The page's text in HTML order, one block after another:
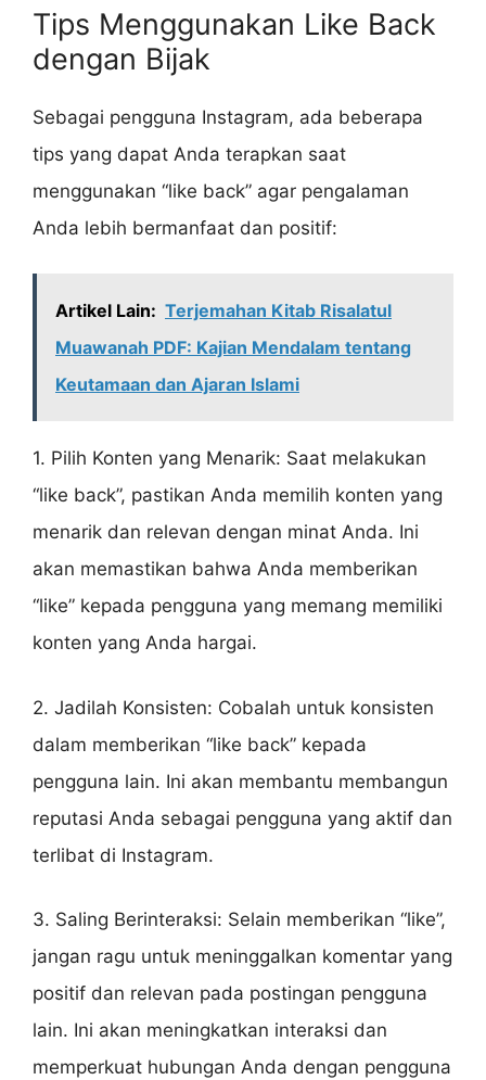
Tips Menggunakan Like Back
dengan Bijak
Sebagai pengguna Instagram, ada beberapa
tips yang dapat Anda terapkan saat
menggunakan “like back” agar pengalaman
Anda lebih bermanfaat dan positif:
Artikel Lain: Terjemahan Kitab Risalatul
Muawanah PDF: Kajian Mendalam tentang
Keutamaan dan Ajaran Islami
1. Pilih Konten yang Menarik: Saat melakukan
“like back”, pastikan Anda memilih konten yang
menarik dan relevan dengan minat Anda. Ini
akan memastikan bahwa Anda memberikan
“like” kepada pengguna yang memang memiliki
konten yang Anda hargai.
2. Jadilah Konsisten: Cobalah untuk konsisten
dalam memberikan “like back” kepada
pengguna lain. Ini akan membantu membangun
reputasi Anda sebagai pengguna yang aktif dan
terlibat di Instagram.
3. Saling Berinteraksi: Selain memberikan “like”,
jangan ragu untuk meninggalkan komentar yang
positif dan relevan pada postingan pengguna
lain. Ini akan meningkatkan interaksi dan
memperkuat hubungan Anda dengan pengguna